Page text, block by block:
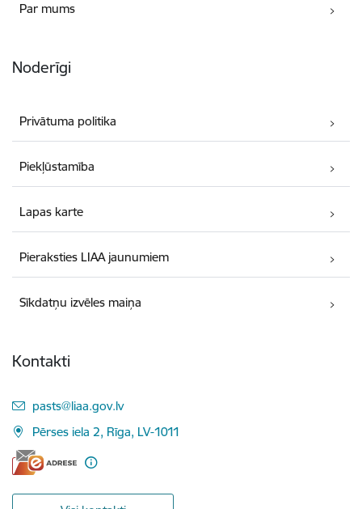
Par mums
Noderīgi
Privātuma politika
Piekļūstamība
Lapas karte
Pieraksties LIAA jaunumiem
Sīkdatņu izvēles maiņa
Kontakti
E-pasts:
pasts@liaa.gov.lv
Pērses iela 2, Rīga, LV-1011